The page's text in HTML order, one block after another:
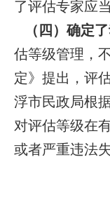
了评估专家应
（四）确定了
估等级管理，
定》提出，评
浮市民政局根
对评估等级在
或者严重违法